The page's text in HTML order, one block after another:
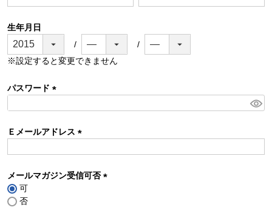
須
)
生年月日
※設定すると変更できません
パスワード
須
)
Ｅメールアドレス
須
メールマガジン受信可否
可
否